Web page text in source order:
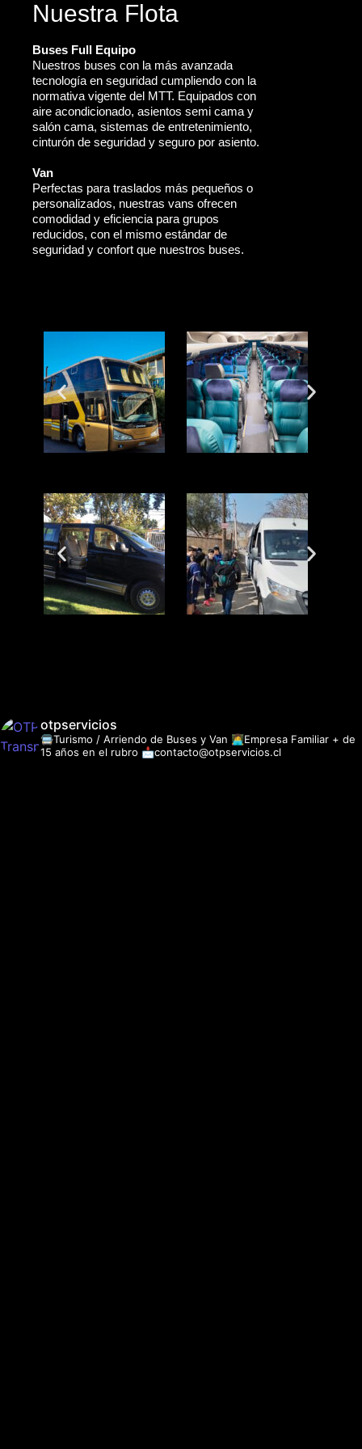
Nuestra Flota
Buses Full Equipo
Nuestros buses con la más avanzada
tecnología en seguridad cumpliendo con la
normativa vigente del MTT. Equipados con
aire acondicionado, asientos semi cama y
salón cama, sistemas de entretenimiento,
cinturón de seguridad y seguro por asiento.
Van
Perfectas para traslados más pequeños o
personalizados, nuestras vans ofrecen
comodidad y eficiencia para grupos
reducidos, con el mismo estándar de
seguridad y confort que nuestros buses.
otpservicios
🚍Turismo / Arriendo de Buses y Van 👩‍💻Empresa Familiar + de
15 años en el rubro 📩contacto@otpservicios.cl